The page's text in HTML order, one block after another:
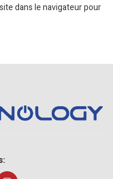
dans le navigateur pour